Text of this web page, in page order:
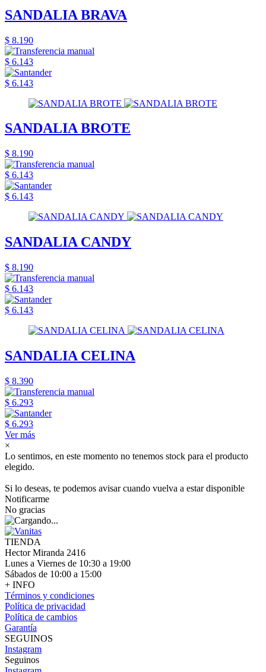
SANDALIA BRAVA
$ 8.190
$ 6.143
$ 6.143
SANDALIA BROTE
$ 8.190
$ 6.143
$ 6.143
SANDALIA CANDY
$ 8.190
$ 6.143
$ 6.143
SANDALIA CELINA
$ 8.390
$ 6.293
$ 6.293
Ver más
×
Lo sentimos, en este momento no tenemos stock para el producto
elegido.
Si lo deseas, te podemos avisar cuando vuelva a estar disponible
Notificarme
No gracias
TIENDA
Hector Miranda 2416
Lunes a Viernes de 10:30 a 19:00
Sábados de 10:00 a 15:00
+ INFO
Términos y condiciones
Política de privacidad
Política de cambios
Garantía
SEGUINOS
Instagram
Seguinos